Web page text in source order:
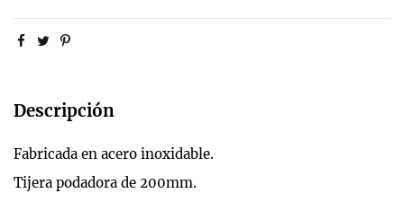
Descripción
Fabricada en acero inoxidable.
Tijera podadora de 200mm.